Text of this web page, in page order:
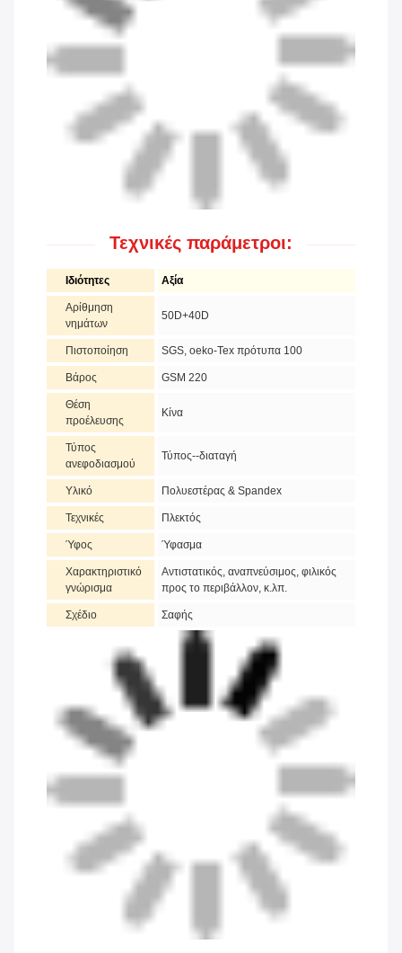
Τεχνικές παράμετροι:
Ιδιότητες Αξία
Αρίθμηση
νημάτων
50D+40D
Πιστοποίηση SGS, oeko-Tex πρότυπα 100
Βάρος GSM 220
Θέση
προέλευσης
Κίνα
Τύπος
ανεφοδιασμού
Τύπος--διαταγή
Υλικό Πολυεστέρας & Spandex
Τεχνικές Πλεκτός
Ύφος Ύφασμα
Χαρακτηριστικό
γνώρισμα
Αντιστατικός, αναπνεύσιμος, φιλικός
προς το περιβάλλον, κ.λπ.
Σχέδιο Σαφής